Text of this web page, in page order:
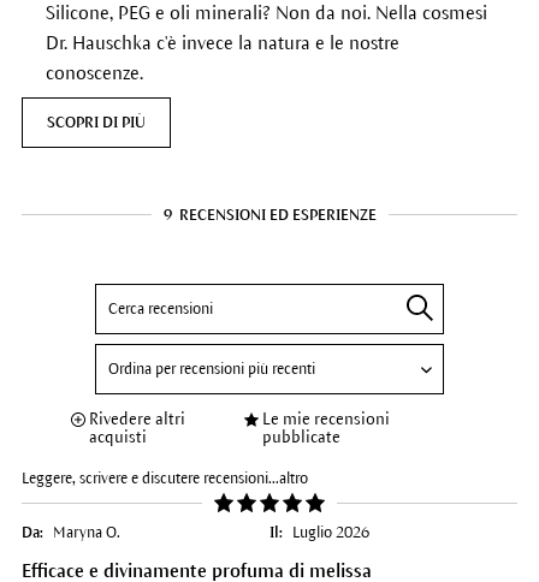
Silicone, PEG e oli minerali? Non da noi. Nella cosmesi
Dr. Hauschka c'è invece la natura e le nostre
conoscenze.
SCOPRI DI PIÙ
9 RECENSIONI ED ESPERIENZE
Rivedere altri
acquisti
Le mie recensioni
pubblicate
Leggere, scrivere e discutere recensioni...altro
Da: Maryna O. Il: Luglio 2026
Efficace e divinamente profuma di melissa